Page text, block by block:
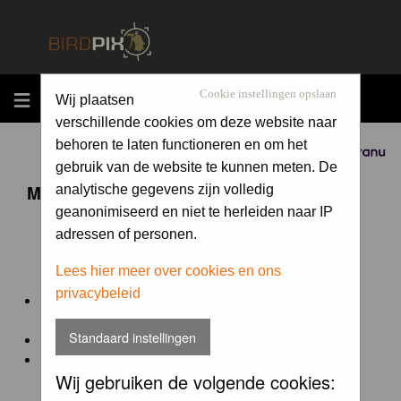
MENU
Sponsored by
Cookie instellingen opslaan
Wij plaatsen
verschillende cookies om deze website naar
behoren te laten functioneren en om het
gebruik van de website te kunnen meten. De
analytische gegevens zijn volledig
geanonimiseerd en niet te herleiden naar IP
adressen of personen.
Lees hier meer over cookies en ons
privacybeleid
Standaard instellingen
Wij gebruiken de volgende cookies:
Maandopdracht 'lentekriebels'
De maandopdracht van Birdpix is een competitie voor
en door de Birdpix fotografen community:
Het onderwerp van de opdracht wordt bepaald door de
winnaar van de laatste maandopdracht
De community nomineert de winnaar.
Geregistreerde gebruikers van Birdpix kunnen onder
deze voorwaardendeelnemen.